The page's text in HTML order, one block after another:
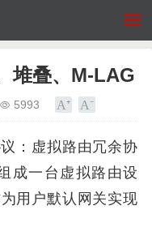
堆叠、M-LAG
5993
：虚拟路由冗余协
成一台虚拟路由设
用户默认网关实现